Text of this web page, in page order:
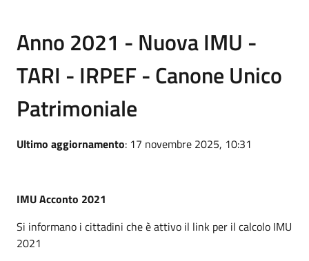
Anno 2021 - Nuova IMU -
TARI - IRPEF - Canone Unico
Patrimoniale
Ultimo aggiornamento: 17 novembre 2025, 10:31
IMU Acconto 2021
Si informano i cittadini che è attivo il link per il calcolo IMU
2021